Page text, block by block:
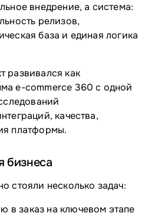
внедрение, а система:
релизов,
база и единая логика
развивался как
e-commerce 360 с одной
качества,
платформы.
бизнеса
стояли несколько задач:
в заказ на ключевом этапе